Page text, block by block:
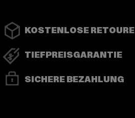
KOSTENLOSE RETOURE
TIEFPREISGARANTIE
SICHERE BEZAHLUNG